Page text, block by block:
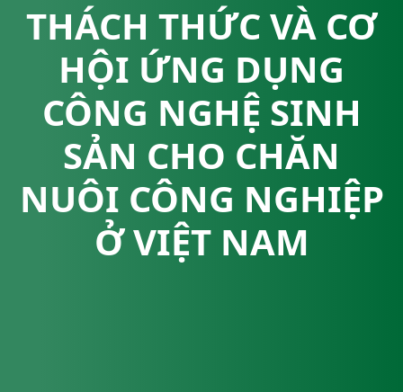
THÁCH THỨC VÀ CƠ
HỘI ỨNG DỤNG
CÔNG NGHỆ SINH
SẢN CHO CHĂN
NUÔI CÔNG NGHIỆP
Ở VIỆT NAM